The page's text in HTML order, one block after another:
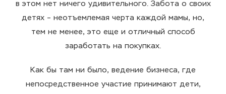
в этом нет ничего удивительного. Забота о своих
детях – неотъемлемая черта каждой мамы, но,
тем не менее, это еще и отличный способ
заработать на покупках.
Как бы там ни было, ведение бизнеса, где
непосредственное участие принимают дети,